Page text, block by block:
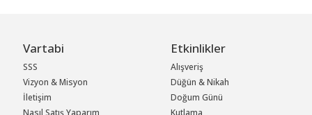
Vartabi
SSS
Vizyon & Misyon
İletişim
Nasıl Satış Yaparım
Etkinlikler
Alışveriş
Düğün & Nikah
Doğum Günü
Kutlama